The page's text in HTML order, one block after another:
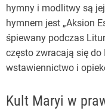
hymny i modlitwy są
hymnem jest „Aksion
śpiewany podczas
często zwracają się
wstawiennictwo i
Kult Maryi w